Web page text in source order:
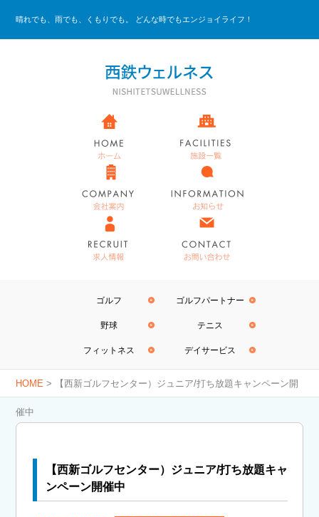
晴れでも、雨でも、くもりでも。 どんな時でもエンジョイライフ！
ゴルフ ゴルフパートナー
野球 テニス
フィットネス デイサービス
HOME > 【西新ゴルフセンター）ジュニア/打ち放題キャンペーン開
催中
【西新ゴルフセンター）ジュニア/打ち放題キャ
ンペーン開催中